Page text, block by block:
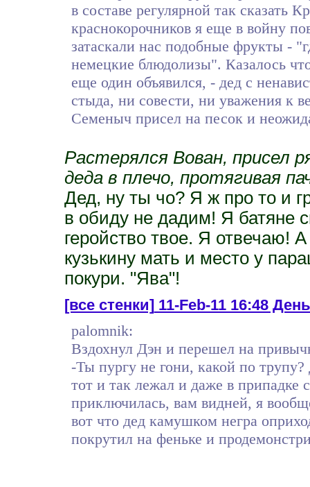
в составе регулярной так
краснокорочников я еще в войну
затаскали нас подобные фрукты -
немецкие блюдолизы". Казалось
еще один объявился, - дед с
стыда, ни совести, ни уважения к
Семеныч присел на песок и
Растерялся Вован, присел
деда в плечо, протягивая
Дед, ну ты чо? Я ж про то и
в обиду не дадим! Я батяне
геройство твое. Я отвечаю!
кузькину мать и место у
покури. "Ява"!
[все стенки]11-Feb-11 16:48
palomnik:
Вздохнул Дэн и перешел на
-Ты пургу не гони, какой по
тот и так лежал и даже в припадке
приключилась, вам видней, я
вот что дед камушком негра
покрутил на феньке и